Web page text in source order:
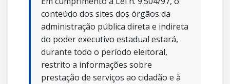
conteúdo dos sites dos órgãos da
administração pública direta e indireta
do poder executivo estadual estará,
durante todo o período eleitoral,
restrito a informações sobre
prestação de serviços ao cidadão e à